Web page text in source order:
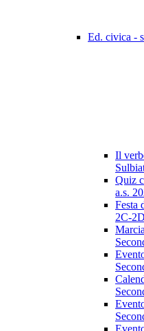
Ed. civica -
Il
Quiz
a.s.
Festa
2C-